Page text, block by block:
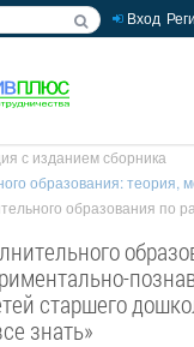
Вход
с изданием сборника
образования: теория,
образования по
старшего
знать»